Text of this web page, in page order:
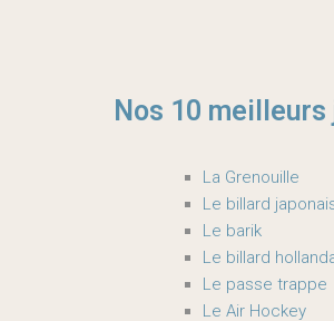
Nos 10 meilleurs
La Grenouille
Le billard
Le barik
Le billard
Le passe trappe
Le Air Hockey